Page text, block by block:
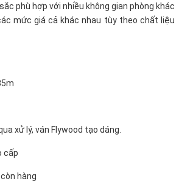
phù hợp với nhiều không gian phòng khác
mức giá cả khác nhau tùy theo chất liệu
xử lý, ván Flywood tạo dáng.
cấp
hàng